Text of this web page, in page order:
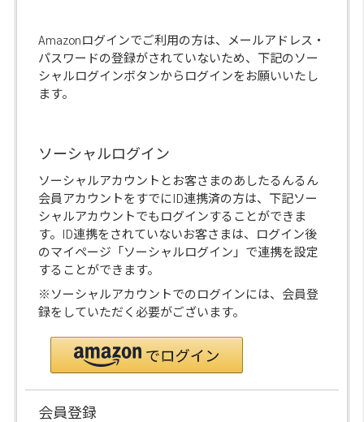
Amazonログインでご利用の方は、メールアドレス・
パスワードの登録がされていないため、下記のソー
シャルログインボタンからログインをお願いいたし
ます。
ソーシャルログイン
ソーシャルアカウントとお客さまのあしたるんるん
会員アカウントをすでにID連携済の方は、下記ソー
シャルアカウントでもログインすることができま
す。ID連携をされていないお客さまは、ログイン後
のマイページ「ソーシャルログイン」で連携を設定
することができます。
※ソーシャルアカウントでのログインには、会員登
録をしていただく必要がございます。
会員登録